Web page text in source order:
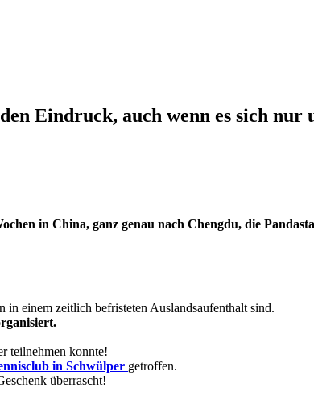
Eindruck, auch wenn es sich nur
in China, ganz genau nach Chengdu, die
in einem zeitlich befristeten Auslandsaufenthalt sind.
teilnehmen konnte!
in Schwülper getroffen.
überrascht!